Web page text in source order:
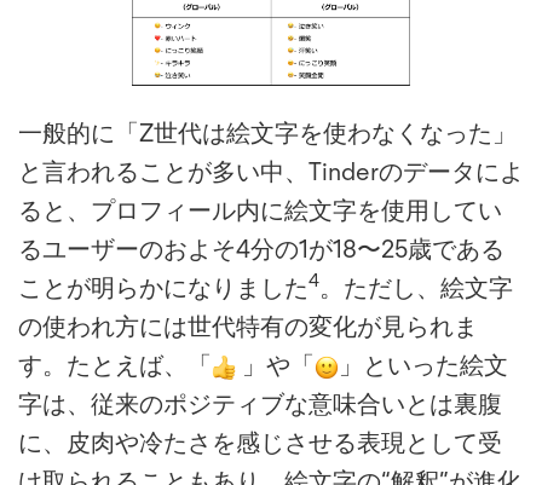
一般的に「Z世代は絵文字を使わなくなった」
と言われることが多い中、Tinderのデータによ
ると、プロフィール内に絵文字を使用してい
るユーザーのおよそ4分の1が18〜25歳である
ことが明らかになりました4。ただし、絵文字
の使われ方には世代特有の変化が見られま
す。たとえば、「
」や「
」といった絵文
字は、従来のポジティブな意味合いとは裏腹
に、皮肉や冷たさを感じさせる表現として受